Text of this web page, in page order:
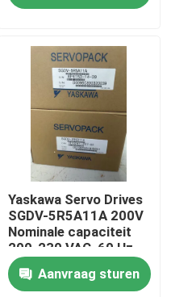
Yaskawa Servo Drives
SGDV-5R5A11A 200V
Nominale capaciteit
200-230 VAC, 60 Hz
Input
Aanvraag sturen